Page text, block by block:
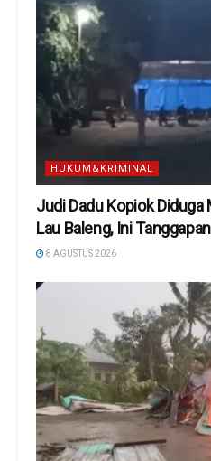
HUKUM&KRIMINAL
Judi Dadu Kopiok
Lau Baleng, Ini
8 AGUSTUS 2026